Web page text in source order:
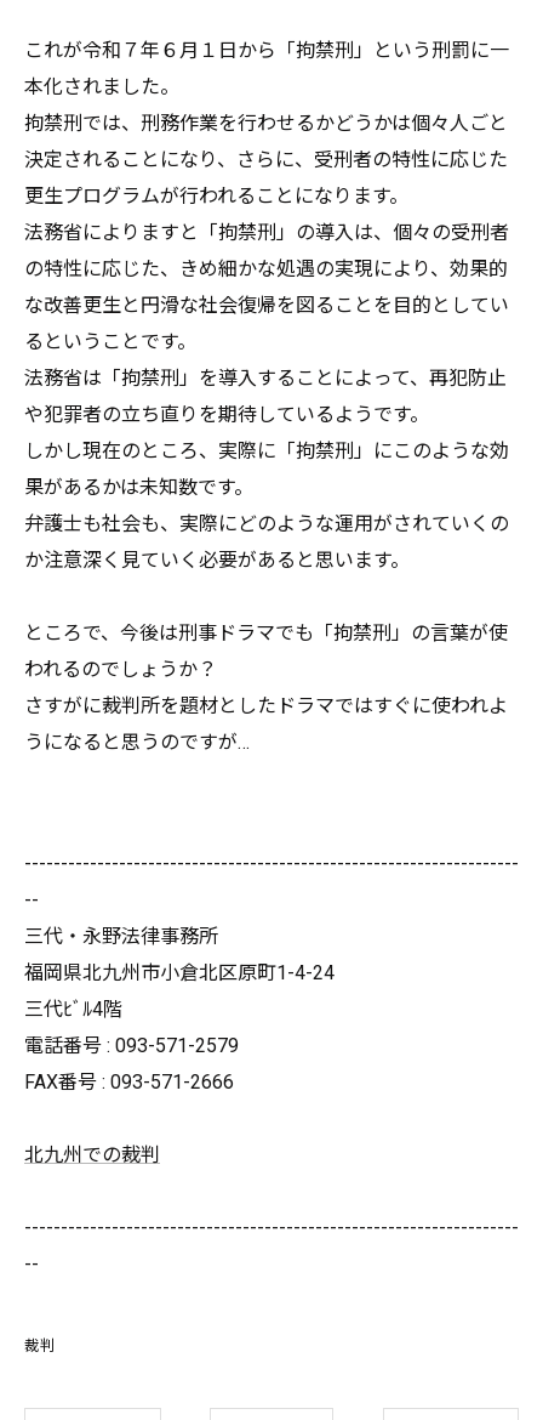
これが令和７年６月１日から「拘禁刑」という刑罰に一
本化されました。
拘禁刑では、刑務作業を行わせるかどうかは個々人ごと
決定されることになり、さらに、受刑者の特性に応じた
更生プログラムが行われることになります。
法務省によりますと「拘禁刑」の導入は、個々の受刑者
の特性に応じた、きめ細かな処遇の実現により、効果的
な改善更生と円滑な社会復帰を図ることを目的としてい
るということです。
法務省は「拘禁刑」を導入することによって、再犯防止
や犯罪者の立ち直りを期待しているようです。
しかし現在のところ、実際に「拘禁刑」にこのような効
果があるかは未知数です。
弁護士も社会も、実際にどのような運用がされていくの
か注意深く見ていく必要があると思います。
ところで、今後は刑事ドラマでも「拘禁刑」の言葉が使
われるのでしょうか？
さすがに裁判所を題材としたドラマではすぐに使われよ
うになると思うのですが…
--------------------------------------------------------------------
--
三代・永野法律事務所
福岡県北九州市小倉北区原町1-4-24
三代ﾋﾞﾙ4階
電話番号 : 093-571-2579
FAX番号 : 093-571-2666
北九州での裁判
--------------------------------------------------------------------
--
裁判